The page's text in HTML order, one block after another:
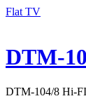
Flat TV
DTM-
DTM-104/8 Hi-FI